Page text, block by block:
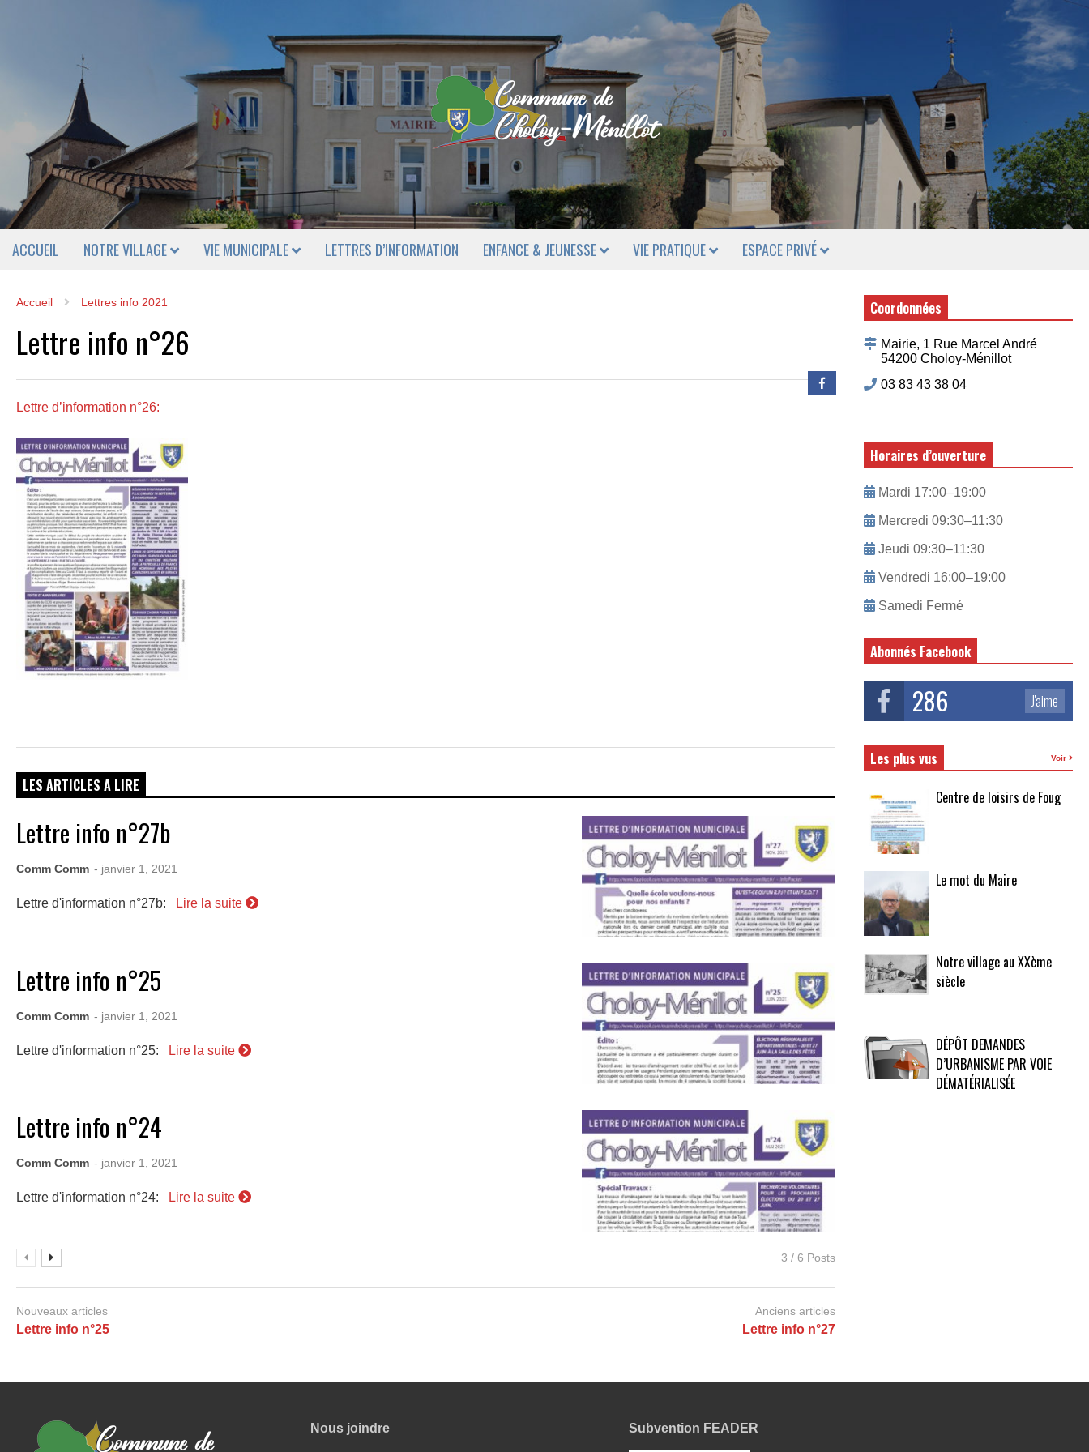
ACCUEIL NOTRE VILLAGE VIE MUNICIPALE LETTRES D’INFORMATION ENFANCE & JEUNESSE VIE PRATIQUE ESPACE PRIVÉ
Accueil Lettres info 2021
Lettre info n°26
Lettre d’information n°26:
LES ARTICLES A LIRE
Lettre info n°27b
Comm Comm - janvier 1, 2021
Lettre d'information n°27b: Lire la suite
Lettre info n°25
Comm Comm - janvier 1, 2021
Lettre d'information n°25: Lire la suite
Lettre info n°24
Comm Comm - janvier 1, 2021
Lettre d'information n°24: Lire la suite
3 / 6 Posts
Nouveaux articles
Lettre info n°25
Anciens articles
Lettre info n°27
Coordonnées
Mairie, 1 Rue Marcel André
54200 Choloy-Ménillot
03 83 43 38 04
Horaires d’ouverture
Mardi 17:00–19:00
Mercredi 09:30–11:30
Jeudi 09:30–11:30
Vendredi 16:00–19:00
Samedi Fermé
Abonnés Facebook
286 J'aime
Les plus vus Voir
Centre de loisirs de Foug
Le mot du Maire
Notre village au XXème
siècle
DÉPÔT DEMANDES
D’URBANISME PAR VOIE
DÉMATÉRIALISÉE
Nous joindre Subvention FEADER